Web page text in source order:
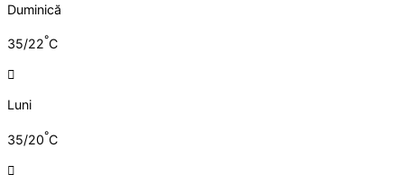
Duminică
35/22°C
Luni
35/20°C